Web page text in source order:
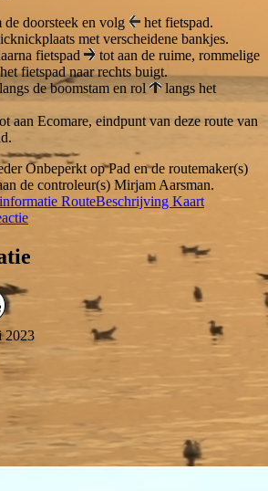
de doorsteek en volg
het fietspad.
met verscheidene bankjes.
fietspad
tot aan de ruime, rommelige
fietspad naar rechts buigt.
langs de boomstam en rol
langs het
aan Ecomare, eindpunt van deze route van
Onbeperkt op Pad en de routemaker(s)
de controleur(s) Mirjam Aarsman.
RouteBeschrijving Kaart
2023